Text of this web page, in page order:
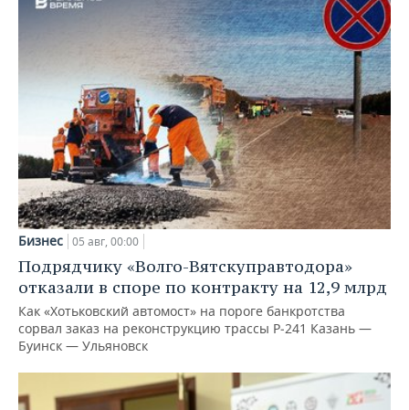
Бизнес 05 авг, 00:00
Подрядчику «Волго-Вятскуправтодора»
отказали в споре по контракту на 12,9 млрд
Как «Хотьковский автомост» на пороге банкротства
сорвал заказ на реконструкцию трассы Р‑241 Казань —
Буинск — Ульяновск